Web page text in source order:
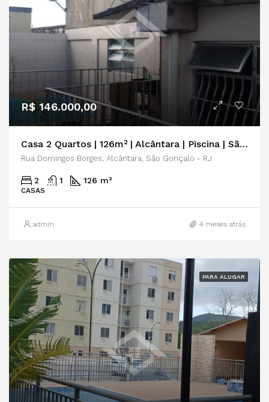
R$ 146.000,00
Casa 2 Quartos | 126m² | Alcântara | Piscina | São Gonçalo
Rua Domingos Borges, Alcântara, São Gonçalo - RJ
2 1 126 m²
CASAS
admin 4 meses atrás
PARA ALUGAR